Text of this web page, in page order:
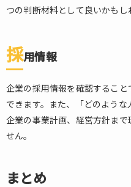
つの判断材料として良いかもし
採用情報
企業の採用情報を確認すること
できます。また、「どのよう
企業の事業計画、経営方針ま
せん。
まとめ